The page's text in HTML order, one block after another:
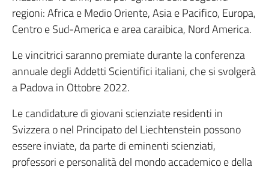
regioni: Africa e Medio Oriente, Asia e Pacifico, Europa,
Centro e Sud-America e area caraibica, Nord America.
Le vincitrici saranno premiate durante la conferenza
annuale degli Addetti Scientifici italiani, che si svolgerà
a Padova in Ottobre 2022.
Le candidature di giovani scienziate residenti in
Svizzera o nel Principato del Liechtenstein possono
essere inviate, da parte di eminenti scienziati,
professori e personalità del mondo accademico e della